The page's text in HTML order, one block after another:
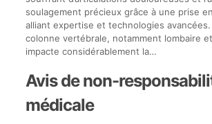
soulagement précieux grâce à une prise
alliant expertise et technologies avancées.
colonne vertébrale, notamment lombaire
impacte considérablement la…
Avis de non-
médicale